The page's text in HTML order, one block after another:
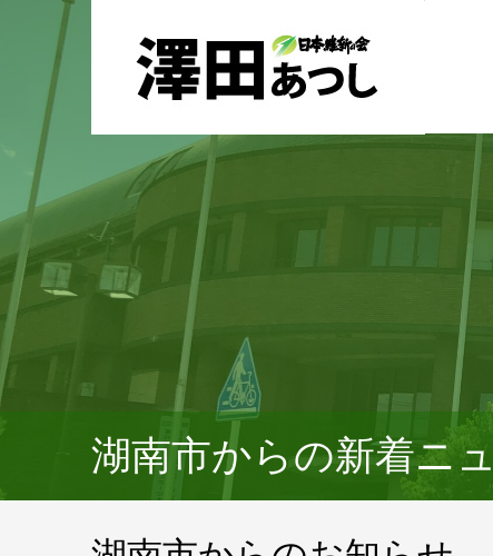
湖南市からの新着ニ